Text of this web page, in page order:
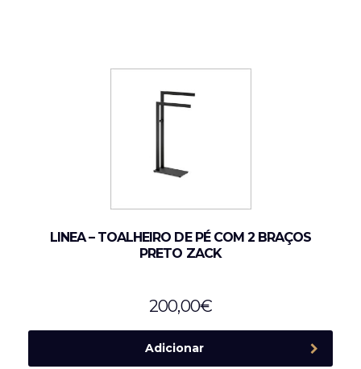
LINEA – TOALHEIRO DE PÉ COM 2 BRAÇOS
PRETO ZACK
200,00€
Adicionar